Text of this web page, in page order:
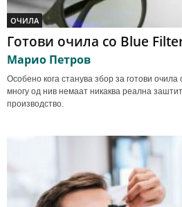
ОЧИЛА
Готови очила со Blue
Марио Петров
Особено кога станува збор за готови
многу од нив немаат никаква реална
производство.